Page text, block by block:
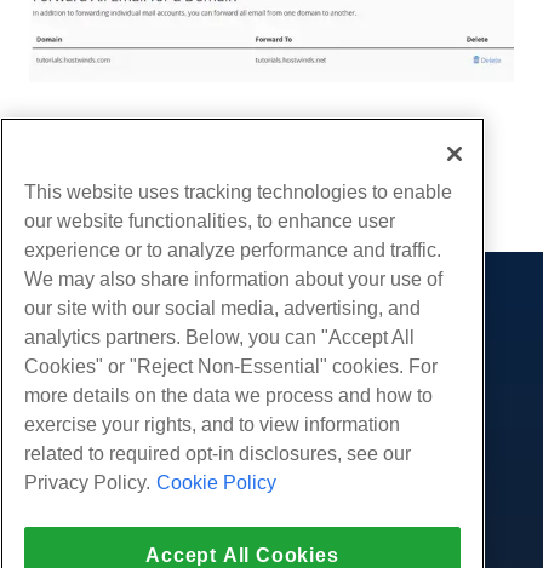
cópia de URL
Produtos
Hospedagem na web
Hospedagem Empresarial
Revendedor com etiqueta em branco
Linux gerenciado VPS
Serviços
Migrações de sites
Comunidade
Documentação do Produto
Tutoriais
Companhia
Sobre nós
Contate-Nos
Apoio, suporte
This website uses tracking technologies to enable
our website functionalities, to enhance user
experience or to analyze performance and traffic.
We may also share information about your use of
our site with our social media, advertising, and
analytics partners. Below, you can "Accept All
Cookies" or "Reject Non-Essential" cookies. For
more details on the data we process and how to
exercise your rights, and to view information
related to required opt-in disclosures, see our
Privacy Policy. Cookie Policy
Accept All Cookies